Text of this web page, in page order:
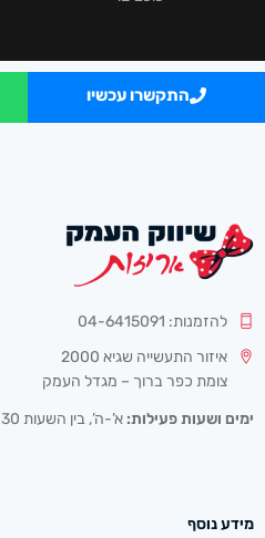
התקשרו עכשיו
להזמנות: 04-6415091
איזור התעשייה שגיא 2000
צומת כפר ברוך – מגדל העמק
ימים ושעות פעילות: א’-ה’, בין השעות 08:30-16:30
מידע נוסף